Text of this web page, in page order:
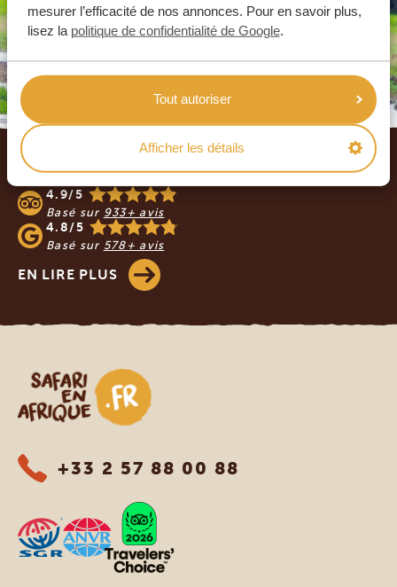
mesurer l’efficacité de nos annonces. Pour en savoir plus,
lisez la politique de confidentialité de Google.
Tout autoriser
Afficher les détails
Footer
NOS CLIENTS NOUS RECOMMANDENT
4.9/5
Basé sur 933+ avis
4.8/5
Basé sur 578+ avis
EN LIRE PLUS
Safari en Afrique
+33 2 57 88 00 88